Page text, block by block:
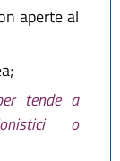
aperte al
tende a
o